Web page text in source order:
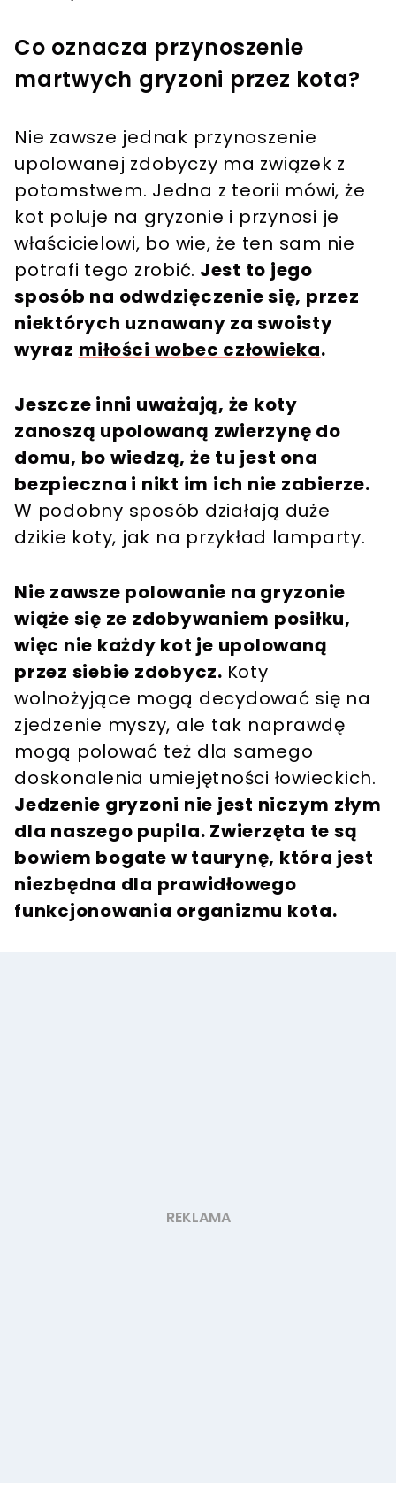
Co oznacza przynoszenie
martwych gryzoni przez kota?
Nie zawsze jednak przynoszenie
upolowanej zdobyczy ma związek z
potomstwem. Jedna z teorii mówi, że
kot poluje na gryzonie i przynosi je
właścicielowi, bo wie, że ten sam nie
potrafi tego zrobić. Jest to jego
sposób na odwdzięczenie się, przez
niektórych uznawany za swoisty
wyraz miłości wobec człowieka.
Jeszcze inni uważają, że koty
zanoszą upolowaną zwierzynę do
domu, bo wiedzą, że tu jest ona
bezpieczna i nikt im ich nie zabierze.
W podobny sposób działają duże
dzikie koty, jak na przykład lamparty.
Nie zawsze polowanie na gryzonie
wiąże się ze zdobywaniem posiłku,
więc nie każdy kot je upolowaną
przez siebie zdobycz. Koty
wolnożyjące mogą decydować się na
zjedzenie myszy, ale tak naprawdę
mogą polować też dla samego
doskonalenia umiejętności łowieckich.
Jedzenie gryzoni nie jest niczym złym
dla naszego pupila. Zwierzęta te są
bowiem bogate w taurynę, która jest
niezbędna dla prawidłowego
funkcjonowania organizmu kota.